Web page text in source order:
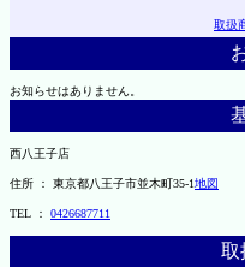
取扱
お知らせはありません。
西八王子店
住所 ： 東京都八王子市並木町35-1地図
TEL ： 0426687711
取